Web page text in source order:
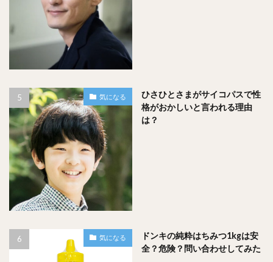
pic.twitter.com/hvwda2YN44
— 山内鈴蘭 (@suzuranchan1208)
娘に「プロを目指してほしい」と思う父親からしたら、
娘が自分を超えていってくれるのはとても嬉しいことなので
はないでしょうか！
まだまだ伸びていくであろう、山内鈴蘭さんのこれからの成
長にも期待ですね！！
スポンサードリンク
気になる
ひさひとさまがサイコパスで性
格がおかしいと言われる理由
は？
気になる
ドンキの純粋はちみつ1kgは安
全？危険？問い合わせしてみた